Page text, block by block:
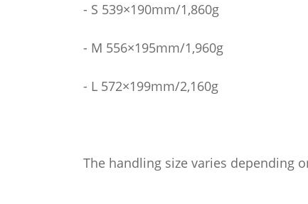
- S 539×190mm/1,860g
- M 556×195mm/1,960g
- L 572×199mm/2,160g
The handling size varies depending